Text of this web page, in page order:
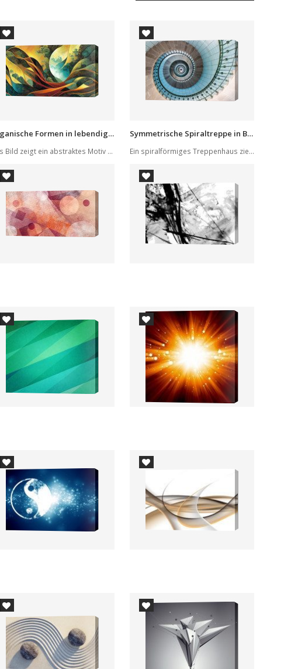
Organische Formen in lebendigen Farben
Das Bild zeigt ein abstraktes Motiv mit organis...
Symmetrische Spiraltreppe in Blau
Ein spiralförmiges Treppenhaus zieht den Blick ...